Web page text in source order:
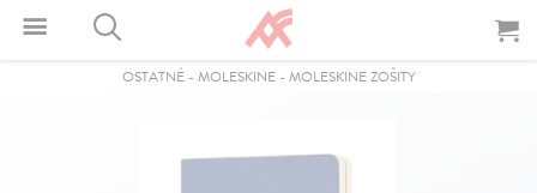
OSTATNÉ- MOLESKINE- MOLESKINE ZOŠITY